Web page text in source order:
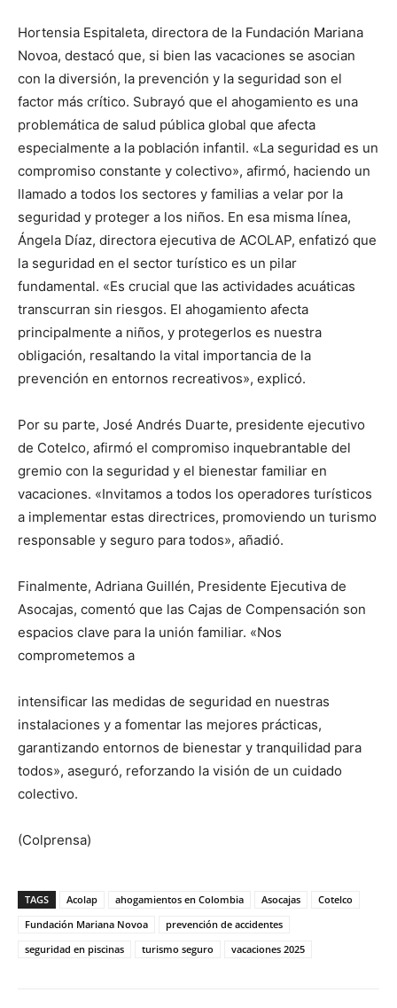
Hortensia Espitaleta, directora de la Fundación Mariana
Novoa, destacó que, si bien las vacaciones se asocian
con la diversión, la prevención y la seguridad son el
factor más crítico. Subrayó que el ahogamiento es una
problemática de salud pública global que afecta
especialmente a la población infantil. «La seguridad es un
compromiso constante y colectivo», afirmó, haciendo un
llamado a todos los sectores y familias a velar por la
seguridad y proteger a los niños. En esa misma línea,
Ángela Díaz, directora ejecutiva de ACOLAP, enfatizó que
la seguridad en el sector turístico es un pilar
fundamental. «Es crucial que las actividades acuáticas
transcurran sin riesgos. El ahogamiento afecta
principalmente a niños, y protegerlos es nuestra
obligación, resaltando la vital importancia de la
prevención en entornos recreativos», explicó.
Por su parte, José Andrés Duarte, presidente ejecutivo
de Cotelco, afirmó el compromiso inquebrantable del
gremio con la seguridad y el bienestar familiar en
vacaciones. «Invitamos a todos los operadores turísticos
a implementar estas directrices, promoviendo un turismo
responsable y seguro para todos», añadió.
Finalmente, Adriana Guillén, Presidente Ejecutiva de
Asocajas, comentó que las Cajas de Compensación son
espacios clave para la unión familiar. «Nos
comprometemos a
intensificar las medidas de seguridad en nuestras
instalaciones y a fomentar las mejores prácticas,
garantizando entornos de bienestar y tranquilidad para
todos», aseguró, reforzando la visión de un cuidado
colectivo.
(Colprensa)
TAGS Acolap ahogamientos en Colombia Asocajas
Cotelco
Fundación Mariana Novoa
prevención de accidentes
seguridad en piscinas
turismo seguro vacaciones 2025